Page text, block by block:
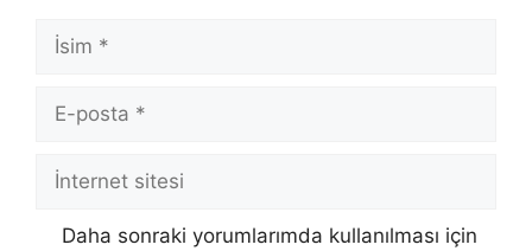
İsim
posta
İnternet
sitesi
Daha sonraki yorumlarımda kullanılması için